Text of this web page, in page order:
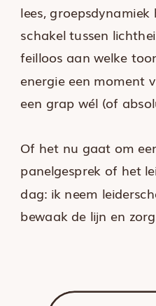
lees,
schakel tussen
feilloos aan welke
energie een moment
een grap wél (of
Of het nu gaat om
panelgesprek of het
dag: ik neem
bewaak de lijn en